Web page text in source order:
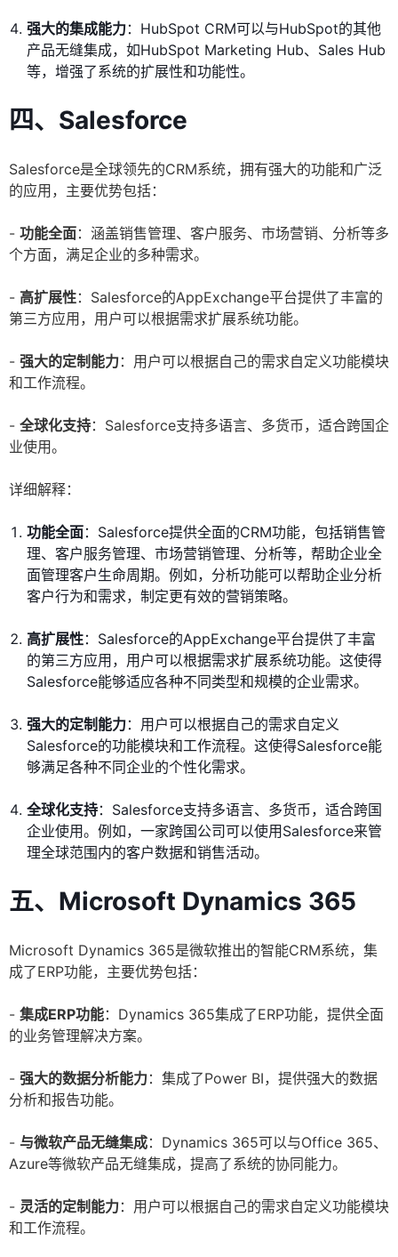
强大的集成能力：HubSpot CRM可以与HubSpot的其他
产品无缝集成，如HubSpot Marketing Hub、Sales Hub
等，增强了系统的扩展性和功能性。
四、Salesforce
Salesforce是全球领先的CRM系统，拥有强大的功能和广泛
的应用，主要优势包括：
- 功能全面：涵盖销售管理、客户服务、市场营销、分析等多
个方面，满足企业的多种需求。
- 高扩展性：Salesforce的AppExchange平台提供了丰富的
第三方应用，用户可以根据需求扩展系统功能。
- 强大的定制能力：用户可以根据自己的需求自定义功能模块
和工作流程。
- 全球化支持：Salesforce支持多语言、多货币，适合跨国企
业使用。
详细解释：
功能全面：Salesforce提供全面的CRM功能，包括销售管
理、客户服务管理、市场营销管理、分析等，帮助企业全
面管理客户生命周期。例如，分析功能可以帮助企业分析
客户行为和需求，制定更有效的营销策略。
高扩展性：Salesforce的AppExchange平台提供了丰富
的第三方应用，用户可以根据需求扩展系统功能。这使得
Salesforce能够适应各种不同类型和规模的企业需求。
强大的定制能力：用户可以根据自己的需求自定义
Salesforce的功能模块和工作流程。这使得Salesforce能
够满足各种不同企业的个性化需求。
全球化支持：Salesforce支持多语言、多货币，适合跨国
企业使用。例如，一家跨国公司可以使用Salesforce来管
理全球范围内的客户数据和销售活动。
五、Microsoft Dynamics 365
Microsoft Dynamics 365是微软推出的智能CRM系统，集
成了ERP功能，主要优势包括：
- 集成ERP功能：Dynamics 365集成了ERP功能，提供全面
的业务管理解决方案。
- 强大的数据分析能力：集成了Power BI，提供强大的数据
分析和报告功能。
- 与微软产品无缝集成：Dynamics 365可以与Office 365、
Azure等微软产品无缝集成，提高了系统的协同能力。
- 灵活的定制能力：用户可以根据自己的需求自定义功能模块
和工作流程。